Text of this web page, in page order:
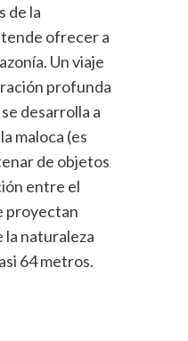
de la
ofrecer a
Un viaje
profunda
desarrolla a
maloca (es
de objetos
entre el
proyectan
la naturaleza
64 metros.